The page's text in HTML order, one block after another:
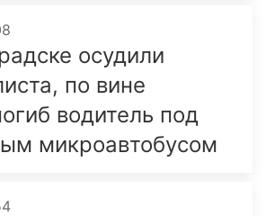
осудили
по вине
водитель под
микроавтобусом